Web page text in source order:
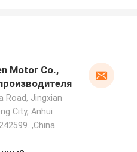
Motor Co.,
Road, Jingxian
City, Anhui
,China